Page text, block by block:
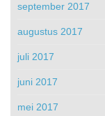
september 2017
augustus 2017
juli 2017
juni 2017
mei 2017